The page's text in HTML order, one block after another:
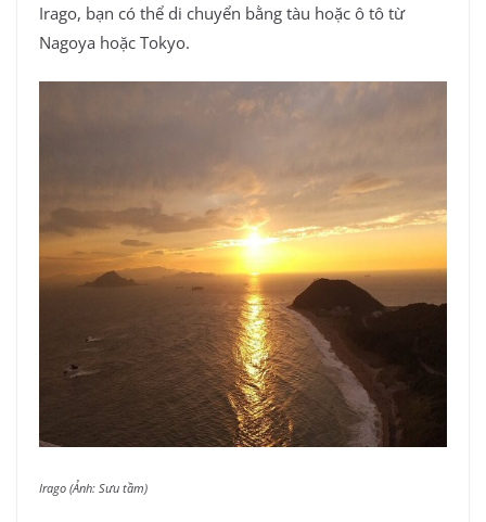
Irago, bạn có thể di chuyển bằng tàu hoặc ô tô từ
Nagoya hoặc Tokyo.
Irago (Ảnh: Sưu tầm)